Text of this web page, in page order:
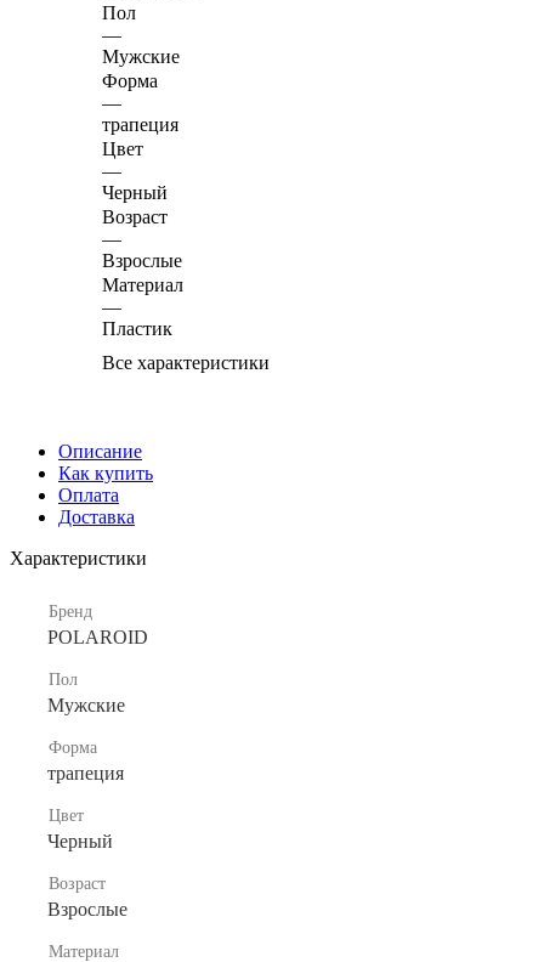
Пол
—
Мужские
Форма
—
трапеция
Цвет
—
Черный
Возраст
—
Взрослые
Материал
—
Пластик
Все характеристики
Описание
Как купить
Оплата
Доставка
Характеристики
Бренд
POLAROID
Пол
Мужские
Форма
трапеция
Цвет
Черный
Возраст
Взрослые
Материал